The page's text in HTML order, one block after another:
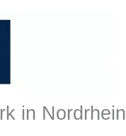
in